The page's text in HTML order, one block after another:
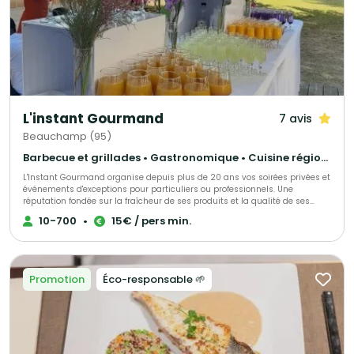
L'instant Gourmand 7 avis
Beauchamp (95)
Barbecue et grillades • Gastronomique • Cuisine régionale
L'Instant Gourmand organise depuis plus de 20 ans vos soirées privées et
événements d'exceptions pour particuliers ou professionnels. Une
réputation fondée sur la fraîcheur de ses produits et la qualité de ses
prestations.
10-700 • 15€ / pers min.
Promotion Éco-responsable 🌱